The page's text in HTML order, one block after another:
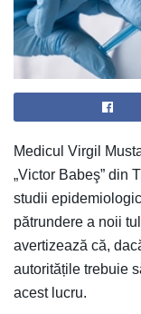
Medicul Virgil
„Victor Babeş” din
studii
pătrundere a noii
avertizează că,
autoritățile trebuie
acest lucru.